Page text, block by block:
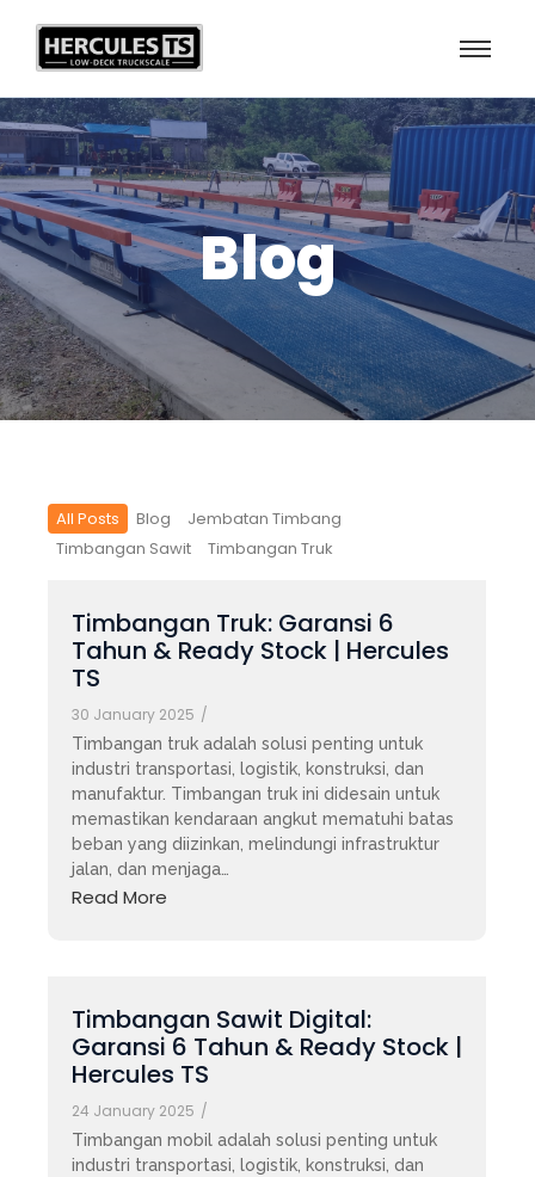
Blog
All Posts Blog
Jembatan Timbang
Timbangan Sawit
Timbangan Truk
Timbangan Truk: Garansi 6
Tahun & Ready Stock | Hercules
TS
30 January 2025 /
Timbangan truk adalah solusi penting untuk
industri transportasi, logistik, konstruksi, dan
manufaktur. Timbangan truk ini didesain untuk
memastikan kendaraan angkut mematuhi batas
beban yang diizinkan, melindungi infrastruktur
jalan, dan menjaga…
Read More
Timbangan Sawit Digital:
Garansi 6 Tahun & Ready Stock |
Hercules TS
24 January 2025 /
Timbangan mobil adalah solusi penting untuk
industri transportasi, logistik, konstruksi, dan